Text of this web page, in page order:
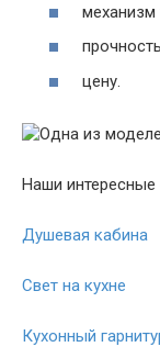
механизм
цену.
Наши интересные
Душевая кабина
Свет на кухне
Кухонный